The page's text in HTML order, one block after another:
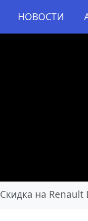
НОВОСТИ
Скидка на Renault